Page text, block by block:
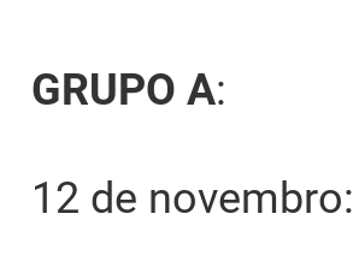
GRUPO A:
12 de novembro: